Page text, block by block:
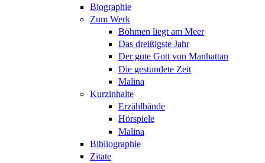
Biographie
Zum Werk
Böhmen liegt am Meer
Das dreißigste Jahr
Der gute Gott von Manhattan
Die gestundete Zeit
Malina
Kurzinhalte
Erzählbände
Hörspiele
Malina
Bibliographie
Zitate